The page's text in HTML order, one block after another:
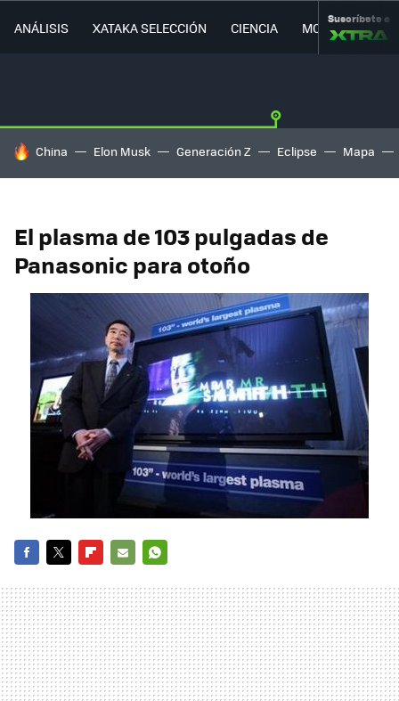
ANÁLISIS XATAKA SELECCIÓN CIENCIA MOVILIDAD
Suscríbete a
HOY SE HABLA DE
China Elon Musk Generación Z Eclipse Mapa
El plasma de 103 pulgadas de
Panasonic para otoño
MAIL